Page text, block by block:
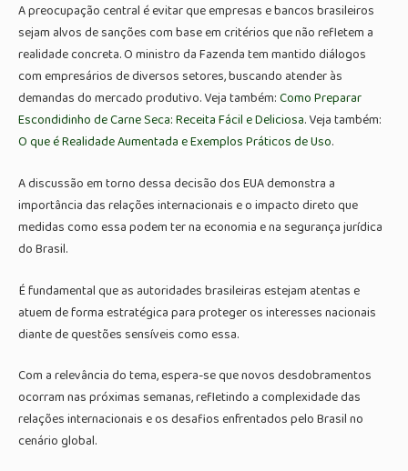
A preocupação central é evitar que empresas e bancos brasileiros
sejam alvos de sanções com base em critérios que não refletem a
realidade concreta. O ministro da Fazenda tem mantido diálogos
com empresários de diversos setores, buscando atender às
demandas do mercado produtivo. Veja também:Como Preparar
Escondidinho de Carne Seca: Receita Fácil e Deliciosa. Veja também:
O que é Realidade Aumentada e Exemplos Práticos de Uso.
A discussão em torno dessa decisão dos EUA demonstra a
importância das relações internacionais e o impacto direto que
medidas como essa podem ter na economia e na segurança jurídica
do Brasil.
É fundamental que as autoridades brasileiras estejam atentas e
atuem de forma estratégica para proteger os interesses nacionais
diante de questões sensíveis como essa.
Com a relevância do tema, espera-se que novos desdobramentos
ocorram nas próximas semanas, refletindo a complexidade das
relações internacionais e os desafios enfrentados pelo Brasil no
cenário global.